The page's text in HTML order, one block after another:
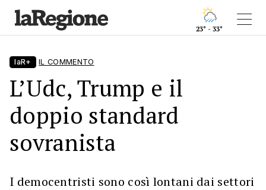
23° - 33°
laR+ IL COMMENTO
L’Udc, Trump e il
doppio standard
sovranista
I democentristi sono così lontani dai settori